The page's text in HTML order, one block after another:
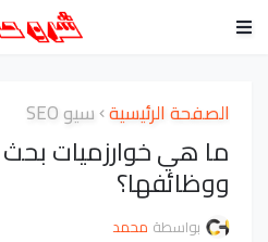
الصفحة الرئيسية سيو SEO
ووظائفها؟
بواسطة محمد